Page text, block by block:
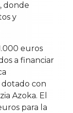
donde
y
euros
a financiar
dotado con
Azoka. El
para la